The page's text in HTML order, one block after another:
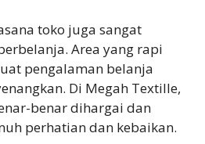
toko juga sangat
Area yang rapi
pengalaman belanja
Di Megah Textille,
benar dihargai dan
perhatian dan kebaikan.